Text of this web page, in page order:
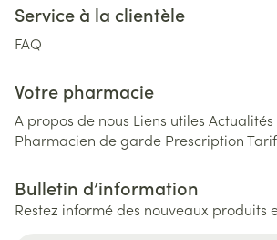
Service à la clientèle
FAQ
Votre pharmacie
A propos de nous Liens utiles
Pharmacien de garde Prescription
Bulletin d’information
Restez informé des nouveaux produits